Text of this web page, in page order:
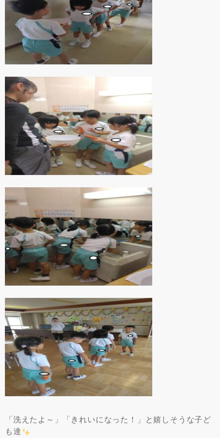
「洗えたよ～」「きれいになった！」と嬉しそうな子ど
も達